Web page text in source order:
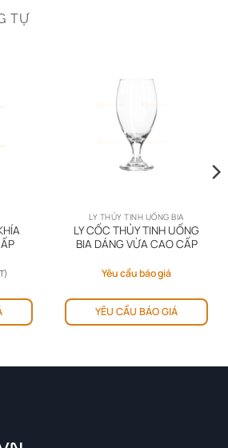
TỰ
LY THỦY TINH UỐNG BIA
LY CỐC THỦY TINH UỐNG
BIA DÁNG VỪA CAO CẤP
Yêu cầu báo giá
YÊU CẦU BÁO GIÁ